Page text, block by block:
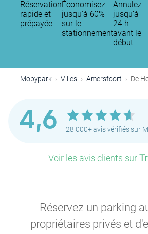
Réservation
rapide et
prépayée
Économisez
jusqu'à 60%
sur le
stationnement
Annulez
jusqu’à
24 h
avant le
début
Mobypark Villes Amersfoort De
4,6 28 000+ avis vérifiés sur
Voir les avis clients sur
Réservez un parking
propriétaires privés et